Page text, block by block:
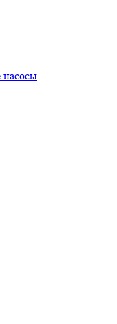
насосы